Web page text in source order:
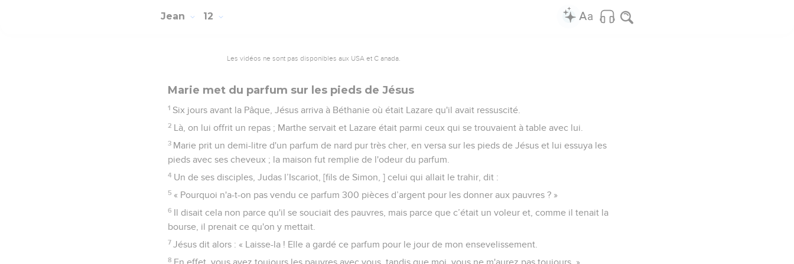
Jean 12
Les vidéos ne sont pas disponibles aux USA et C anada.
Marie met du parfum sur les pieds de Jésus
1 Six jours avant la Pâque, Jésus arriva à Béthanie où était Lazare qu'il avait ressuscité.
2 Là, on lui offrit un repas ; Marthe servait et Lazare était parmi ceux qui se trouvaient à table avec lui.
3 Marie prit un demi-litre d'un parfum de nard pur très cher, en versa sur les pieds de Jésus et lui essuya les
pieds avec ses cheveux ; la maison fut remplie de l'odeur du parfum.
4 Un de ses disciples, Judas l’Iscariot, [fils de Simon, ] celui qui allait le trahir, dit :
5 « Pourquoi n'a-t-on pas vendu ce parfum 300 pièces d’argent pour les donner aux pauvres ? »
6 Il disait cela non parce qu'il se souciait des pauvres, mais parce que c’était un voleur et, comme il tenait la
bourse, il prenait ce qu'on y mettait.
7 Jésus dit alors : « Laisse-la ! Elle a gardé ce parfum pour le jour de mon ensevelissement.
8 En effet, vous avez toujours les pauvres avec vous, tandis que moi, vous ne m'aurez pas toujours. »